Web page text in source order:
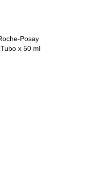
Posay
x 50 ml